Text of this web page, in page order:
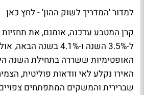
למדור 'המדריך לשוק ההון' - לחץ כאן
קרן המטבע עדכנה, אומנם, את
ל-3.5% השנה ו-4.1% בשנה
האופטימיות ששררה בתחילת השנה
האירו נקלע לאי וודאות פוליטית,
שברירית והמשקים המתפתחים